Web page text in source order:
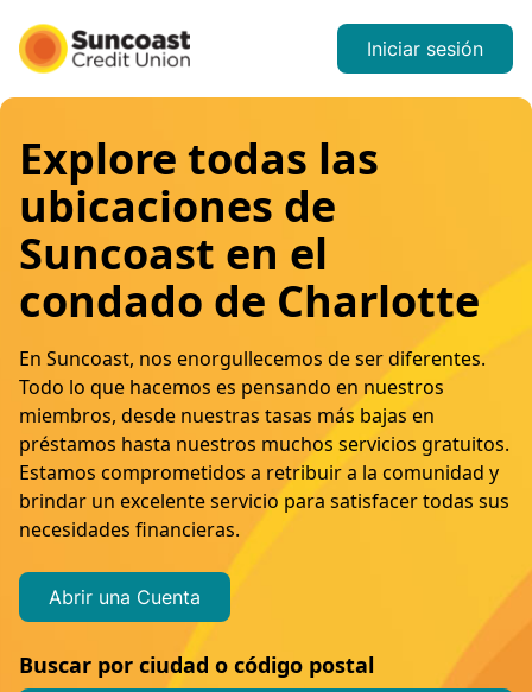
Iniciar sesión
Explore todas las
ubicaciones de
Suncoast en el
condado de Charlotte
En Suncoast, nos enorgullecemos de ser diferentes.
Todo lo que hacemos es pensando en nuestros
miembros, desde nuestras tasas más bajas en
préstamos hasta nuestros muchos servicios gratuitos.
Estamos comprometidos a retribuir a la comunidad y
brindar un excelente servicio para satisfacer todas sus
necesidades financieras.
Abrir una Cuenta
Buscar por ciudad o código postal